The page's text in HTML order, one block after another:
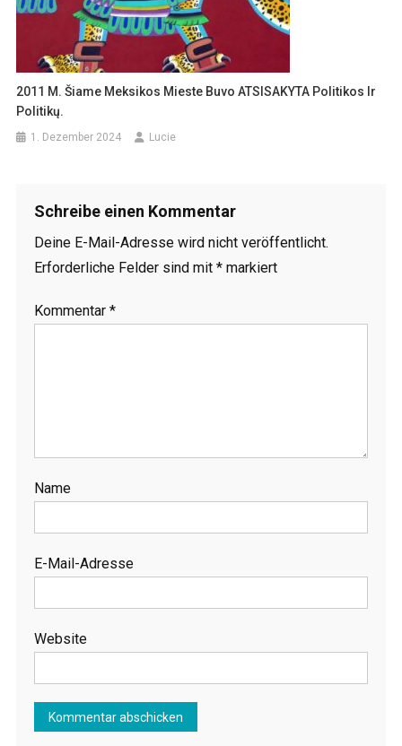
2011 M. Šiame Meksikos Mieste Buvo ATSISAKYTA Politikos Ir
Politikų.
1. Dezember 2024 Lucie
Schreibe einen Kommentar
Deine E-Mail-Adresse wird nicht veröffentlicht.
Erforderliche Felder sind mit *markiert
Kommentar *
Name
E-Mail-Adresse
Website